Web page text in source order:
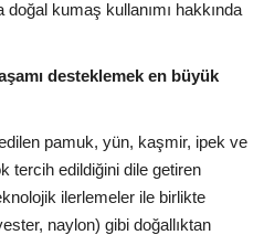
kumaş kullanımı hakkında
desteklemek en büyük
pamuk, yün, kaşmir, ipek ve
tercih edildiğini dile getiren
ilerlemeler ile birlikte
naylon) gibi doğallıktan